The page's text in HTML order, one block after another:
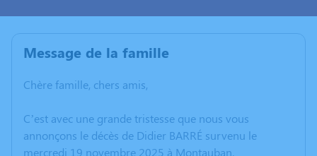
Message de la famille
Chère famille, chers amis,
C’est avec une grande tristesse que nous vous
annonçons le décès de Didier BARRÉ survenu le
mercredi 19 novembre 2025 à Montauban.